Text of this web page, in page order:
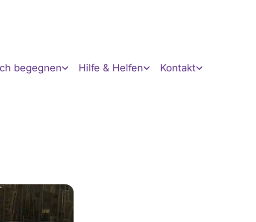
begegnen Hilfe & Helfen Kontakt